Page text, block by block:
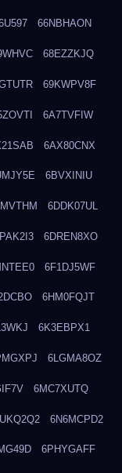
66NBHAON
68EZZKJQ
69KWPV8F
6A7TVFIW
6AX80CNX
6BVXINIU
6DDK07UL
6DREN8XO
6F1DJ5WF
6HM0FQJT
6K3EBPX1
6LGMA8OZ
6MC7XUTQ
6N6MCPD2
6PHYGAFF